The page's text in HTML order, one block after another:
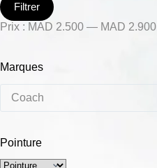
Filtrer
Prix : MAD 2.500 — MAD 2.900
Marques
Coach
Pointure